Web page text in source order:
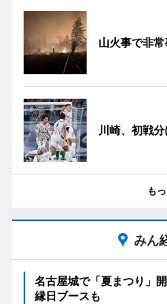
山火事で非
川崎、初戦
も
みん
名古屋城で「夏まつり」
縁日ブースも